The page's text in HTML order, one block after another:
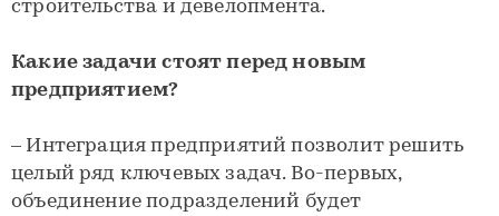
строительства и девелопмента.
Какие задачи стоят перед новым
предприятием?
– Интеграция предприятий позволит решить
целый ряд ключевых задач. Во-первых,
объединение подразделений будет